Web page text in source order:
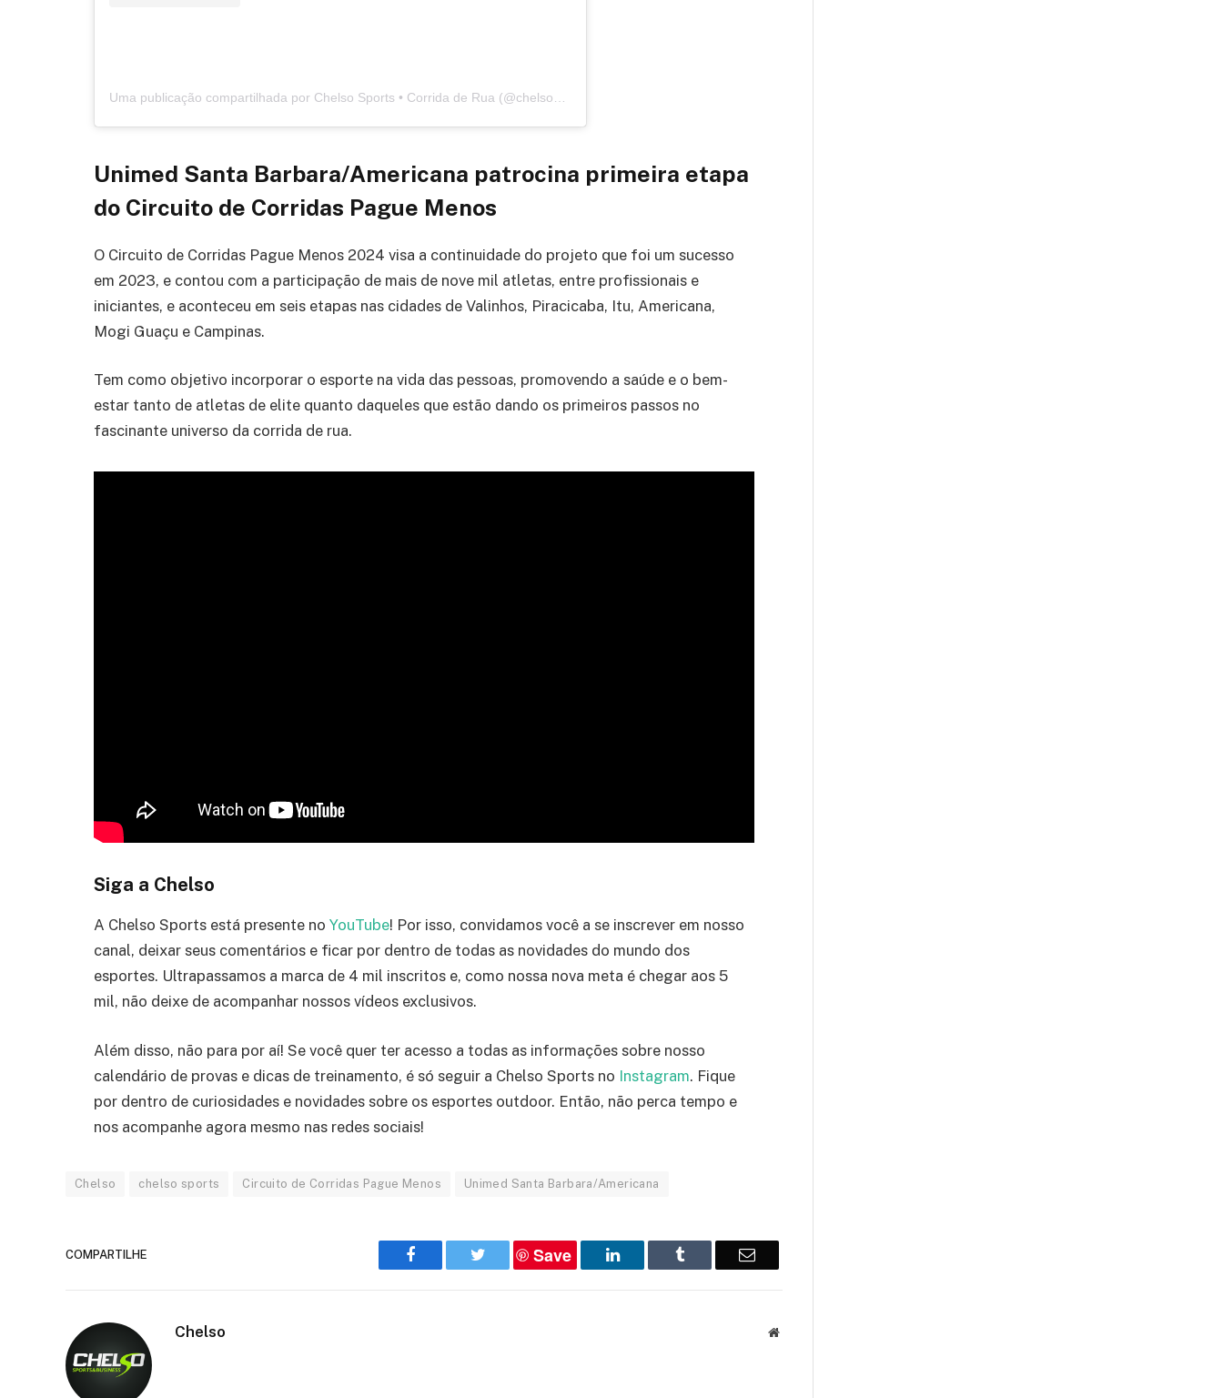
Uma publicação compartilhada por Chelso Sports • Corrida de Rua (@chelsosports)
Unimed Santa Barbara/Americana patrocina primeira etapa
do Circuito de Corridas Pague Menos
O Circuito de Corridas Pague Menos 2024 visa a continuidade do projeto que foi um sucesso
em 2023, e contou com a participação de mais de nove mil atletas, entre profissionais e
iniciantes, e aconteceu em seis etapas nas cidades de Valinhos, Piracicaba, Itu, Americana,
Mogi Guaçu e Campinas.
Tem como objetivo incorporar o esporte na vida das pessoas, promovendo a saúde e o bem-
estar tanto de atletas de elite quanto daqueles que estão dando os primeiros passos no
fascinante universo da corrida de rua.
Siga a Chelso
A Chelso Sports está presente no YouTube! Por isso, convidamos você a se inscrever em nosso
canal, deixar seus comentários e ficar por dentro de todas as novidades do mundo dos
esportes. Ultrapassamos a marca de 4 mil inscritos e, como nossa nova meta é chegar aos 5
mil, não deixe de acompanhar nossos vídeos exclusivos.
Além disso, não para por aí! Se você quer ter acesso a todas as informações sobre nosso
calendário de provas e dicas de treinamento, é só seguir a Chelso Sports no Instagram. Fique
por dentro de curiosidades e novidades sobre os esportes outdoor. Então, não perca tempo e
nos acompanhe agora mesmo nas redes sociais!
Chelso chelso sports Circuito de Corridas Pague Menos Unimed Santa Barbara/Americana
COMPARTILHE Facebook Twitter Save LinkedIn Tumblr Email
Chelso Website